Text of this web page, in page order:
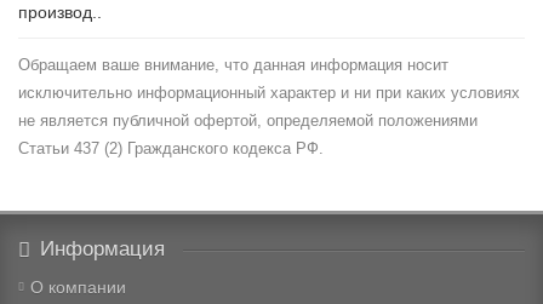
производ..
Обращаем ваше внимание, что данная информация носит
исключительно информационный характер и ни при каких условиях
не является публичной офертой, определяемой положениями
Статьи 437 (2) Гражданского кодекса РФ.
Информация
О компании